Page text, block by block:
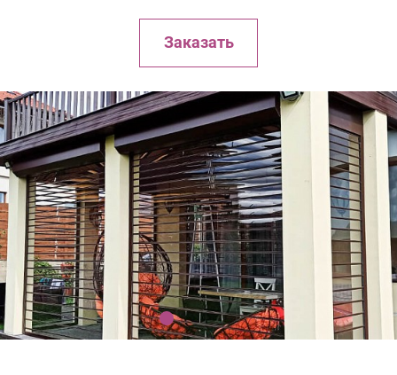
Заказать